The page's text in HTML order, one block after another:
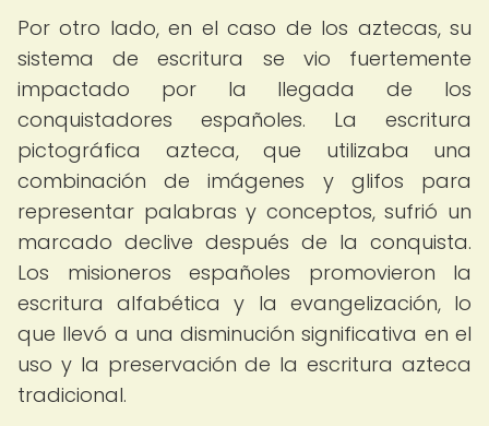
Por otro lado, en el caso de los aztecas, su
sistema de escritura se vio fuertemente
impactado por la llegada de los
conquistadores españoles. La escritura
pictográfica azteca, que utilizaba una
combinación de imágenes y glifos para
representar palabras y conceptos, sufrió un
marcado declive después de la conquista.
Los misioneros españoles promovieron la
escritura alfabética y la evangelización, lo
que llevó a una disminución significativa en el
uso y la preservación de la escritura azteca
tradicional.